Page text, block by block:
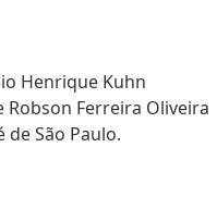
Henrique Kuhn
Robson Ferreira Oliveira
São Paulo.